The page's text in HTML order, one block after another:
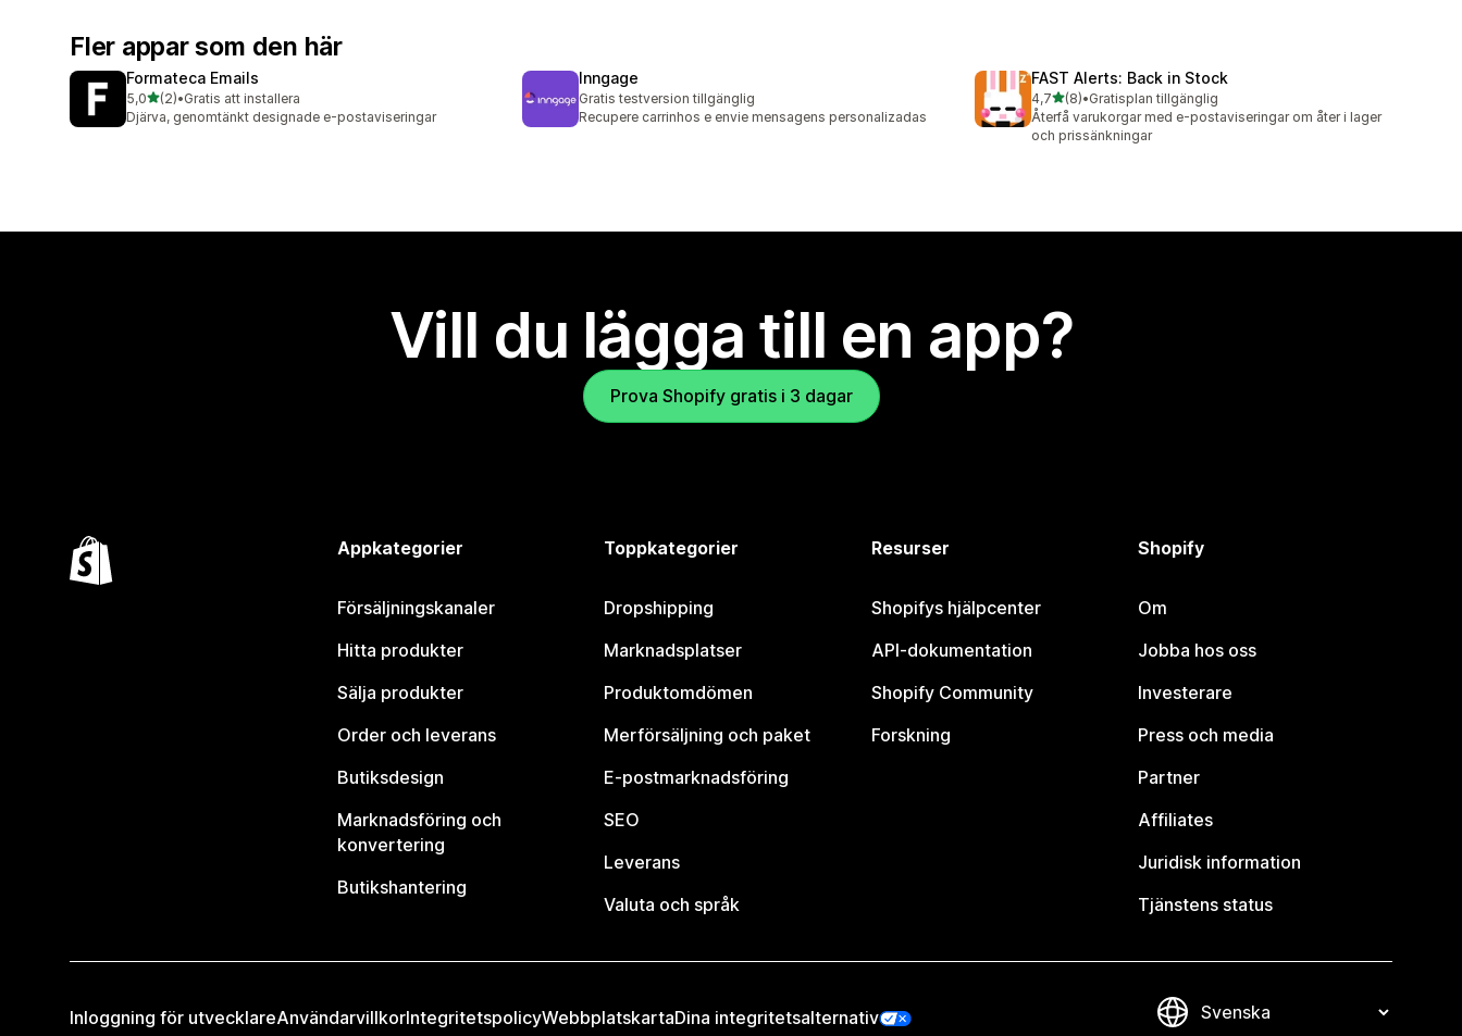
Fler appar som den här
Formateca Emails
5,0av 5 stjärnor
(2)
2 recensioner totalt
•Gratis att installera
Djärva, genomtänkt designade e-postaviseringar
Inngage
Gratis testversion tillgänglig
Recupere carrinhos e envie mensagens personalizadas
FAST Alerts: Back in Stock
4,7av 5 stjärnor
(8)
8 recensioner totalt
•Gratisplan tillgänglig
Återfå varukorgar med e-postaviseringar om åter i lager
och prissänkningar
Vill du lägga till en app?
Prova Shopify gratis i 3 dagar
Appkategorier
Försäljningskanaler
Hitta produkter
Sälja produkter
Order och leverans
Butiksdesign
Marknadsföring och
konvertering
Butikshantering
Toppkategorier
Dropshipping
Marknadsplatser
Produktomdömen
Merförsäljning och paket
E-postmarknadsföring
SEO
Leverans
Valuta och språk
Resurser
Shopifys hjälpcenter
API-dokumentation
Shopify Community
Forskning
Shopify
Om
Jobba hos oss
Investerare
Press och media
Partner
Affiliates
Juridisk information
Tjänstens status
Inloggning för utvecklareAnvändarvillkorIntegritetspolicyWebbplatskartaDina integritetsalternativ